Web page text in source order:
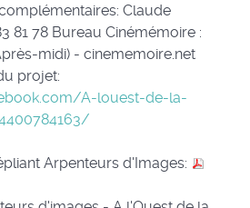
Claude
81 78 Bureau Cinémémoire :
midi) - cinememoire.net
projet:
A-louest-de-la-
Arpenteurs d'Images: